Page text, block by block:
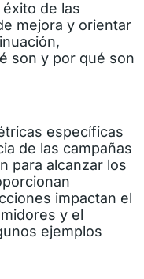
de las
mejora y orientar
son y por qué son
específicas
de las campañas
para alcanzar los
impactan el
y el
ejemplos